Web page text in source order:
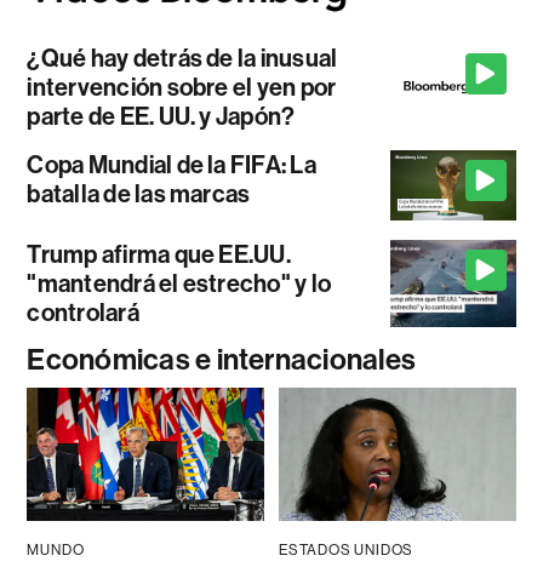
¿Qué hay detrás de la inusual
intervención sobre el yen por
parte de EE. UU. y Japón?
Copa Mundial de la FIFA: La
batalla de las marcas
Trump afirma que EE.UU.
"mantendrá el estrecho" y lo
controlará
Económicas e internacionales
MUNDO ESTADOS UNIDOS